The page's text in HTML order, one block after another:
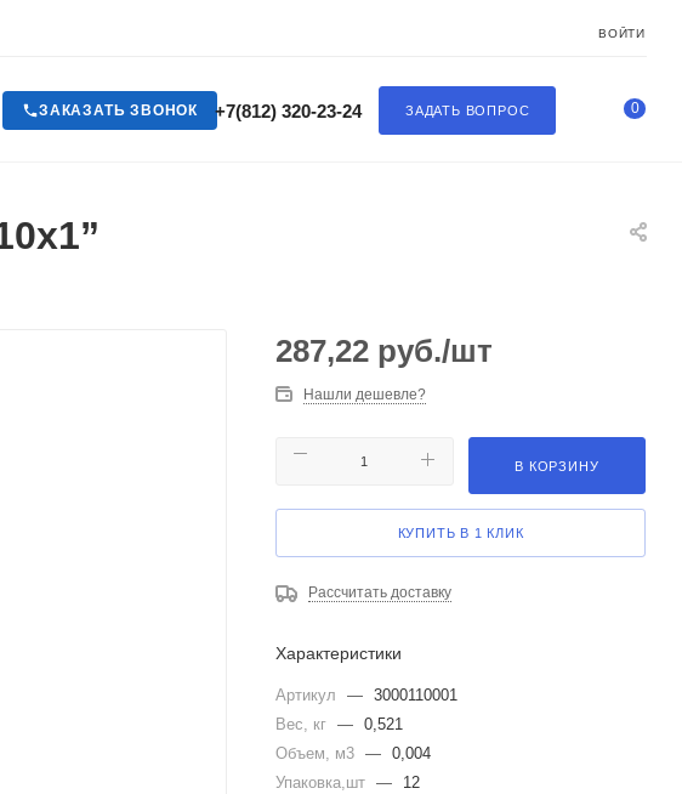
ВОЙТИ
ЗАДАТЬ ВОПРОС
+7(812) 320-23-24
ЗАКАЗАТЬ ЗВОНОК 0
287,22 руб./шт
Нашли дешевле?
В КОРЗИНУ
КУПИТЬ В 1 КЛИК
Рассчитать доставку
Характеристики
Артикул — 3000110001
Вес, кг — 0,521
Объем, м3 — 0,004
Упаковка,шт —
12